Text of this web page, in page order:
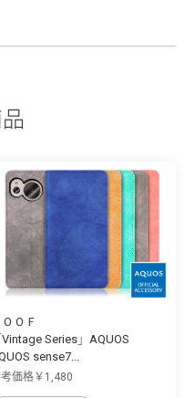
ＯＯＦ
Vintage Series」AQUOS
sense7...
価格￥1,480